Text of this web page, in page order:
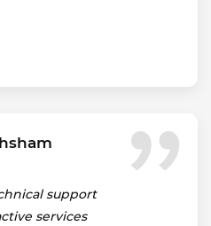
support
services